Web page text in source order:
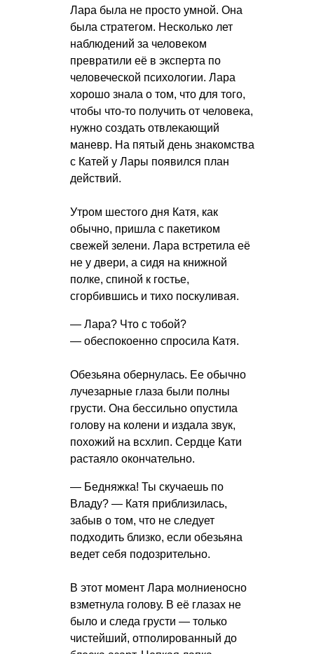
Лара была не просто умной. Она
была стратегом. Несколько лет
наблюдений за человеком
превратили её в эксперта по
человеческой психологии. Лара
хорошо знала о том, что для того,
чтобы что-то получить от человека,
нужно создать отвлекающий
маневр. На пятый день знакомства
с Катей у Лары появился план
действий.
Утром шестого дня Катя, как
обычно, пришла с пакетиком
свежей зелени. Лара встретила её
не у двери, а сидя на книжной
полке, спиной к гостье,
сгорбившись и тихо поскуливая.
— Лара? Что с тобой?
— обеспокоенно спросила Катя.
Обезьяна обернулась. Ее обычно
лучезарные глаза были полны
грусти. Она бессильно опустила
голову на колени и издала звук,
похожий на всхлип. Сердце Кати
растаяло окончательно.
— Бедняжка! Ты скучаешь по
Владу? — Катя приблизилась,
забыв о том, что не следует
подходить близко, если обезьяна
ведет себя подозрительно.
В этот момент Лара молниеносно
взметнула голову. В её глазах не
было и следа грусти — только
чистейший, отполированный до